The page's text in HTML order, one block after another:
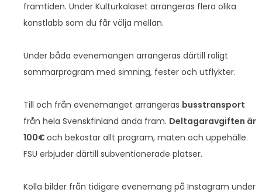
framtiden. Under Kulturkalaset arrangeras flera olika
konstlabb som du får välja mellan.
Under båda evenemangen arrangeras därtill roligt
sommarprogram med simning, fester och utflykter.
Till och från evenemanget arrangeras busstransport
från hela Svenskfinland ända fram. Deltagaravgiften är
100€och bekostar allt program, maten och uppehälle.
FSU erbjuder därtill subventionerade platser.
Kolla bilder från tidigare evenemang på Instagram under